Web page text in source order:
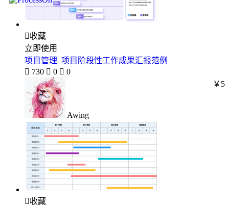
收藏
立即使用
项目管理_项目阶段性工作成果汇报范例
 730  0  0
Awing
￥5
收藏